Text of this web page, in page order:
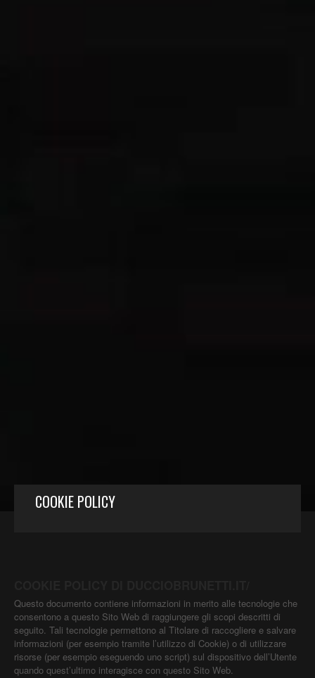
COOKIE POLICY
Questo documento contiene informazioni in merito alle tecnologie che
consentono a questo Sito Web di raggiungere gli scopi descritti di
seguito. Tali tecnologie permettono al Titolare di raccogliere e salvare
informazioni (per esempio tramite l’utilizzo di Cookie) o di utilizzare
risorse (per esempio eseguendo uno script) sul dispositivo dell’Utente
quando quest’ultimo interagisce con questo Sito Web.